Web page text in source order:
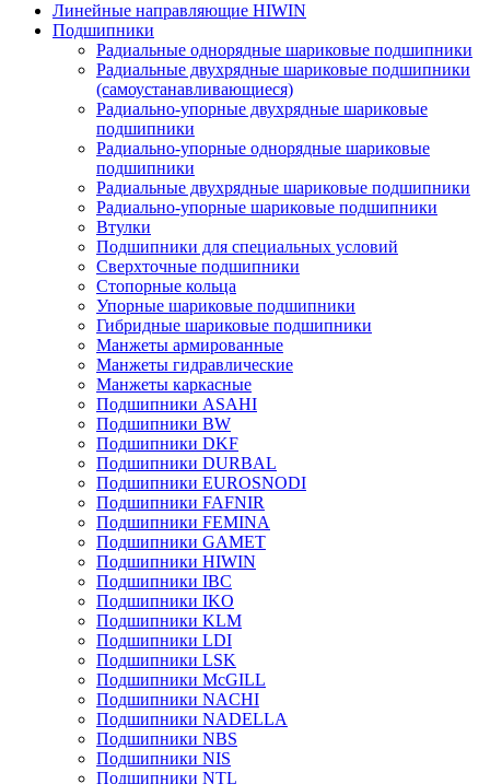
Линейные направляющие HIWIN
Подшипники
Радиальные однорядные шариковые подшипники
Радиальные двухрядные шариковые подшипники
(самоустанавливающиеся)
Радиально-упорные двухрядные шариковые
подшипники
Радиально-упорные однорядные шариковые
подшипники
Радиальные двухрядные шариковые подшипники
Радиально-упорные шариковые подшипники
Втулки
Подшипники для специальных условий
Сверхточные подшипники
Стопорные кольца
Упорные шариковые подшипники
Гибридные шариковые подшипники
Манжеты армированные
Манжеты гидравлические
Манжеты каркасные
Подшипники ASAHI
Подшипники BW
Подшипники DKF
Подшипники DURBAL
Подшипники EUROSNODI
Подшипники FAFNIR
Подшипники FEMINA
Подшипники GAMET
Подшипники HIWIN
Подшипники IBC
Подшипники IKO
Подшипники KLM
Подшипники LDI
Подшипники LSK
Подшипники McGILL
Подшипники NACHI
Подшипники NADELLA
Подшипники NBS
Подшипники NIS
Подшипники NTL